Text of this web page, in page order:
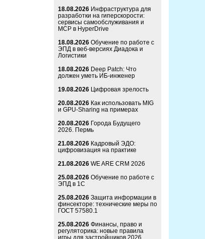
18.08.2026 Инфраструктура для
разработки на гиперскорости:
сервисы самообслуживания и
MCP в HyperDrive
18.08.2026 Обучение по работе с
ЭПД в веб-версиях Диадока и
Логистики
18.08.2026 Deep Patch: Что
должен уметь ИБ-инженер
19.08.2026 Цифровая зрелость
20.08.2026 Как использовать MIG
и GPU-Sharing на примерах
20.08.2026 Города Будущего
2026. Пермь
21.08.2026 Кадровый ЭДО:
цифровизация на практике
21.08.2026 WE ARE CRM 2026
25.08.2026 Обучение по работе с
ЭПД в 1С
25.08.2026 Защита информации в
финсекторе: технические меры по
ГОСТ 57580.1
25.08.2026 Финансы, право и
регуляторика: новые правила